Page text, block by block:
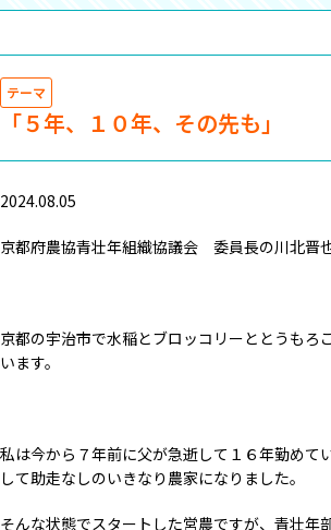
テーマ
「５年、１０年、その先も」
2024.08.05
京都府農協青壮年組織協議会 委員長の川北晋也
京都の宇治市で水稲とブロッコリーととうもろ
います。
私は今から７年前に父が急逝して１６年勤めて
して助走なしのいきなり農家になりました。
そんな状態でスタートした営農ですが、青壮年